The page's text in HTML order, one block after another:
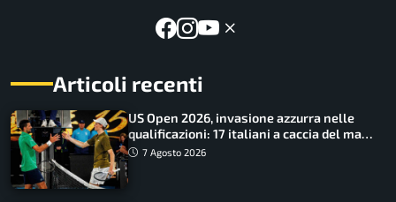
Articoli recenti
US Open 2026, invasione azzurra nelle
qualificazioni: 17 italiani a caccia del main
draw7 Agosto 2026